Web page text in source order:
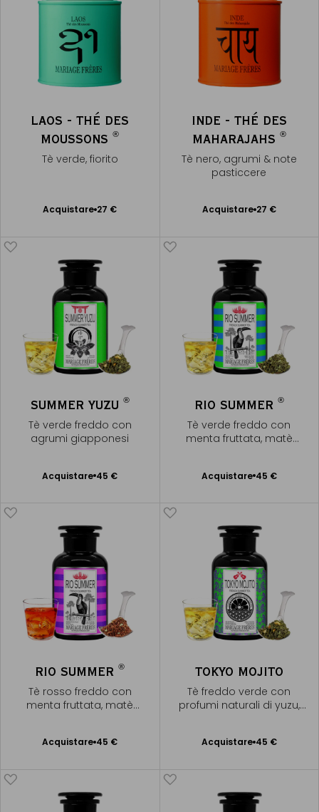
LAOS - THÉ DES
MOUSSONS®
Tè verde, fiorito
Acquistare 27 €
Aggiungere
INDE - THÉ DES
MAHARAJAHS ®
Tè nero, agrumi & note
pasticcere
Acquistare 27 €
Aggiungere
SUMMER YUZU ®
Tè verde freddo con
agrumi giapponesi
Acquistare 45 €
Aggiungere
RIO SUMMER ®
Tè verde freddo con
menta fruttata, matè
Acquistare 45 €
Aggiungere
RIO SUMMER®
Tè rosso freddo con
menta fruttata, matè
Acquistare 45 €
Aggiungere
TOKYO MOJITO
Tè freddo verde con
profumi naturali di yuzu,
Acquistare 45 €
Aggiungere